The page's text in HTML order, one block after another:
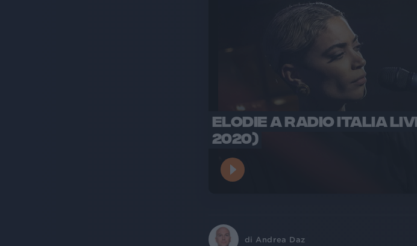
ELODIE A RADIO ITALIA
2020)
di Andrea Daz